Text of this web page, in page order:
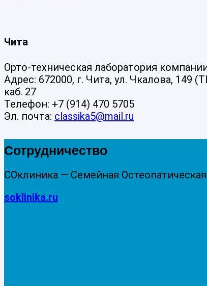
Чита
Орто-техническая лаборатория
Адрес: 672000, г. Чита, ул. Чкалова, 149
каб. 27
Телефон: +7 (914) 470 5705
Эл. почта: classika5@mail.ru
Сотрудничество
СОклиника — Семейная
soklinika.ru